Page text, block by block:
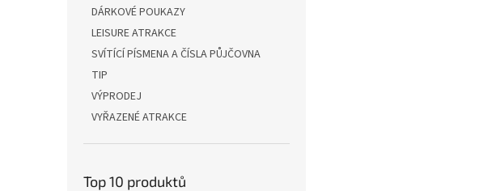
DÁRKOVÉ POUKAZY
LEISURE ATRAKCE
SVÍTÍCÍ PÍSMENA A ČÍSLA PŮJČOVNA
TIP
VÝPRODEJ
VYŘAZENÉ ATRAKCE
Top 10 produktů